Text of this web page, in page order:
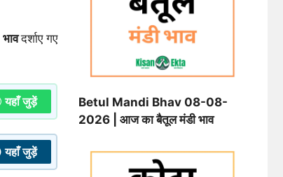
भावदर्शाए गए
यहाँ जुड़ें
यहाँ जुड़ें
Betul Mandi Bhav 08-08-
2026 | आज का बैतूल मंडी भाव